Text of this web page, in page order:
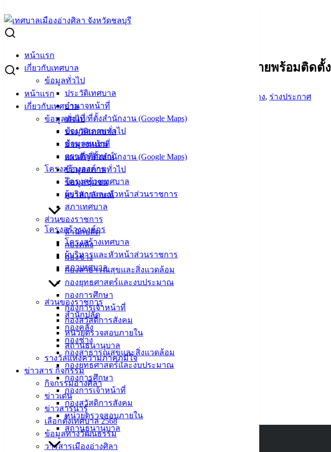
to
content
หน้าแรก
เกี่ยวกับเทศบาล
ข้อมูลทั่วไป
ประวัติเทศบาล
อำนาจหน้าที่
แผนที่/ที่ตั้งสำนักงาน (Google Maps)
ข้อมูลสภาพทั่วไป
ข้อมูลชุมชน
ตราสัญลักษณ์
โครงสร้างองค์กร
โครงสร้างเทศบาล
ผู้บริหารและหัวหน้าส่วนราชการ
สภาเทศบาล
ส่วนของราชการ
สำนักปลัด
กองคลัง
กองช่าง
กองสาธารณสุขและสิ่งแวดล้อม
กองยุทธศาสตร์และงบประมาณ
กองการศึกษา
กองการเจ้าหน้าที่
กองสวัสดิการสังคม
หน่วยตรวจสอบภายใน
สถานธนานุบาล
รางวัลแห่งความภาคภูมิใจ
ข่าวสาร กิจกรรม
กิจกรรมอ่างศิลา
ข่าวเด่น
ข่าวสารน่ารู้
เลือกตั้งเทศบาล 2568
ข้อมูลทางวัฒนธรรม
วารสารเมืองอ่างศิลา
หน้าแรก
เกี่ยวกับเทศบาล
ข้อมูลทั่วไป
ประวัติเทศบาล
อำนาจหน้าที่
แผนที่/ที่ตั้งสำนักงาน (Google Maps)
ข้อมูลสภาพทั่วไป
ข้อมูลชุมชน
ตราสัญลักษณ์
โครงสร้างองค์กร
โครงสร้างเทศบาล
ผู้บริหารและหัวหน้าส่วนราชการ
สภาเทศบาล
ส่วนของราชการ
สำนักปลัด
กองคลัง
กองช่าง
กองสาธารณสุขและสิ่งแวดล้อม
กองยุทธศาสตร์และงบประมาณ
กองการศึกษา
กองการเจ้าหน้าที่
กองสวัสดิการสังคม
หน่วยตรวจสอบภายใน
สถานธนานุบาล
Search
for:
-ร่าง-ประกวดราคาซื้อระบบเสียงตามสายแบบไร้สายพร้อมติดตั้ง
พฤศจิกายน 27, 2024พฤศจิกายน 27, 2024 จัดซื้อจัดจ้าง, ร่างประกาศ
ร่าง ประกาศประกวดราคาซื้อระบบเสียงตามสาย ดาวน์โหลด
เทศบาลเมืองอ่างศิลา